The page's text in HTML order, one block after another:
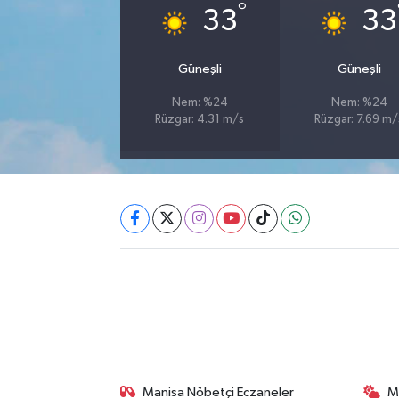
33°
Güneşli
Nem: %24
Rüzgar: 4.31 m/s
33
Güneşli
Nem: %24
Rüzgar: 7.69 m/
Manisa Nöbetçi Eczaneler
Etiketler